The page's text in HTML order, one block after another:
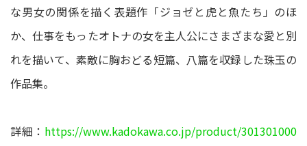
な男女の関係を描く表題作「ジョゼと虎と魚たち」のほ
か、仕事をもったオトナの女を主人公にさまざまな愛と別
れを描いて、素敵に胸おどる短篇、八篇を収録した珠玉の
作品集。
詳細： https://www.kadokawa.co.jp/product/301301000